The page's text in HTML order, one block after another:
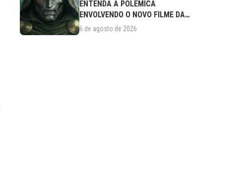
ENTENDA A POLÊMICA
ENVOLVENDO O NOVO FILME DA
MARVEL
6 de agosto de 2026